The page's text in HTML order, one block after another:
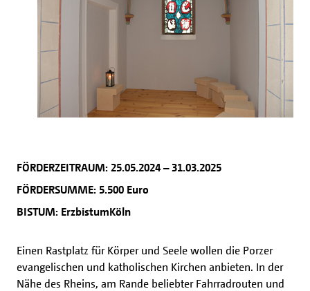
FÖRDERZEITRAUM: 25.05.2024 – 31.03.2025
FÖRDERSUMME: 5.500 Euro
BISTUM: ErzbistumKöln
Einen Rastplatz für Körper und Seele wollen die Porzer
evangelischen und katholischen Kirchen anbieten. In der
Nähe des Rheins, am Rande beliebter Fahrradrouten und